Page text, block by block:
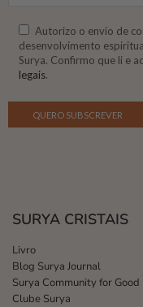
Autorizo o envio de
desenvolvimento
Surya. Confirmo que li e
legais.
SURYA CRISTAIS
Livro
Blog Surya Journal
Surya Community for Good
Clube Surya